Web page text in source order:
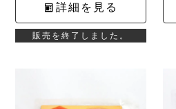
詳細を見る
販売を終了しました。